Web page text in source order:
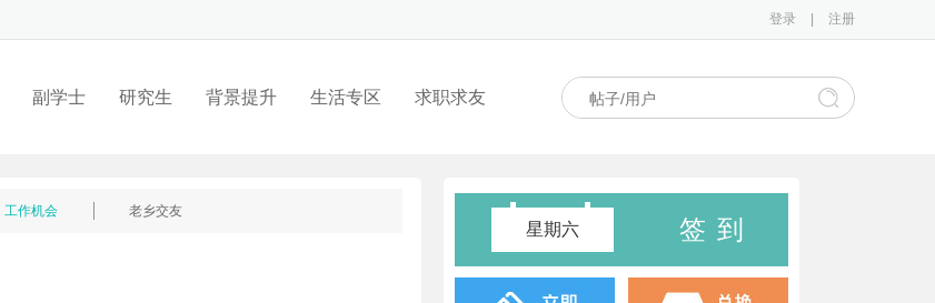
登录 注册
副学士 研究生 背景提升 生活专区 求职求友
工作机会 老乡交友
星期六 签到